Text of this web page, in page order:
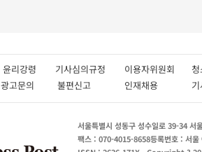
윤리강령 기사심의규정 이용자위원회
광고문의 불편신고 인재채용
서울특별시 성동구 성수일로 39-34 서
팩스 : 070-4015-8658등록번호 : 서